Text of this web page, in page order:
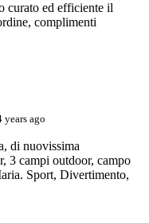
curato ed efficiente il
complimenti
years ago
di nuovissima
3 campi outdoor, campo
Sport, Divertimento,